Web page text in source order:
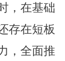
，在基础
存在短板
，全面推